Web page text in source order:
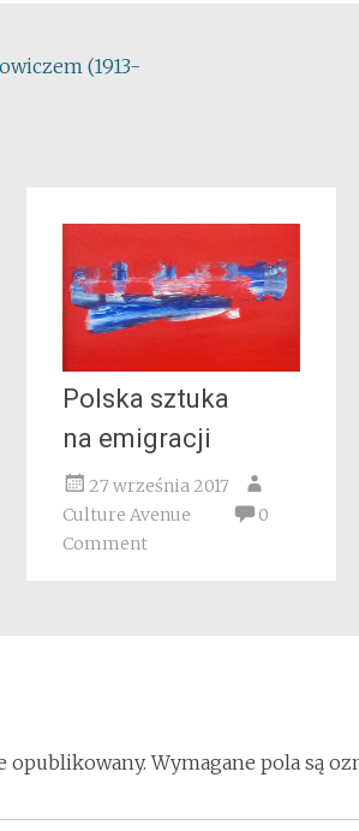
(1913-
Polska sztuka
na emigracji
27 września 2017
Culture Avenue
0
Comment
opublikowany. Wymagane pola są